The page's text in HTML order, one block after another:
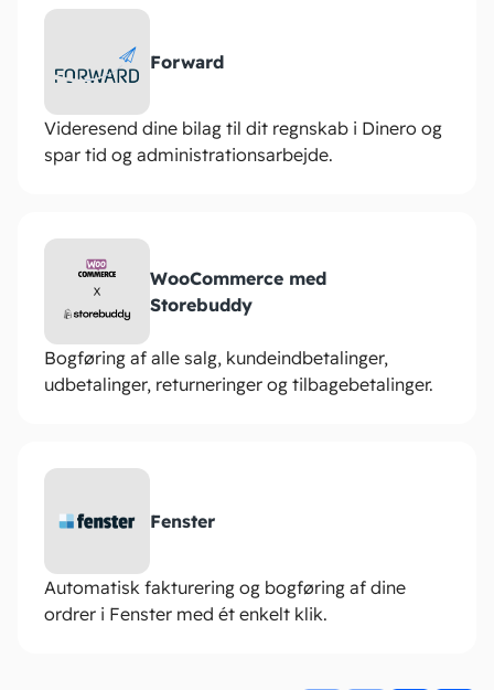
Forward
Videresend dine bilag til dit regnskab i Dinero og
spar tid og administrationsarbejde.
WooCommerce med
Storebuddy
Bogføring af alle salg, kundeindbetalinger,
udbetalinger, returneringer og tilbagebetalinger.
Fenster
Automatisk fakturering og bogføring af dine
ordrer i Fenster med ét enkelt klik.